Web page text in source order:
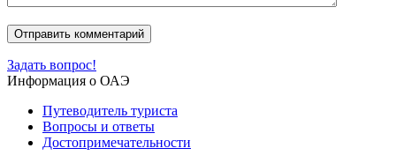
Задать вопрос!
Информация о ОАЭ
Путеводитель туриста
Вопросы и ответы
Достопримечательности